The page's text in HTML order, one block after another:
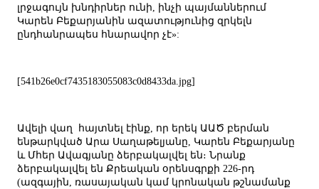
լրջագույն խնդիրներ ունի, ինչի պայմաններում
Կարեն Բեքարյանին ազատությունից զրկելն
ընդհանրապես հնարավոր չէ»:
[541b26e0cf7435183055083c0d8433da.jpg]
Ավելի վաղ հայտնել էինք, որ երեկ ԱԱԾ բերման
ենթարկված Արա Սաղաթելյանը, Կարեն Բեքարյանը
և Մհեր Ավագյանը ձերբակալվել են։ Նրանք
ձերբակալվել են Քրեական օրենսգրքի 226-րդ
(ազգային, ռասայական կամ կրոնական թշնամանք